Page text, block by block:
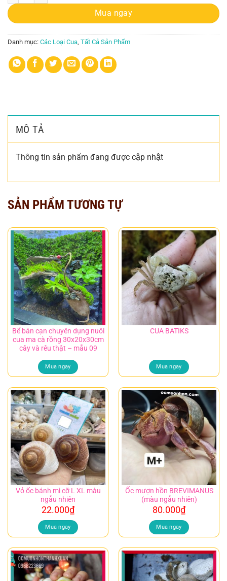
Mua ngay
Danh mục: Các Loại Cua Tất Cả Sản Phẩm
MÔ TẢ
Thông tin sản phẩm đang được cập nhật
SẢN PHẨM TƯƠNG TỰ
Bể bán cạn chuyên dụng nuôi
cua ma cà rồng 30x20x30cm
cây và rêu thật – mẫu 09
Mua ngay
CUA BATIKS
Mua ngay
Vỏ ốc bánh mì cỡ L XL màu
ngẫu nhiên
22.000₫
Mua ngay
Ốc mượn hồn BREVIMANUS
(màu ngẫu nhiên)
80.000₫
Mua ngay